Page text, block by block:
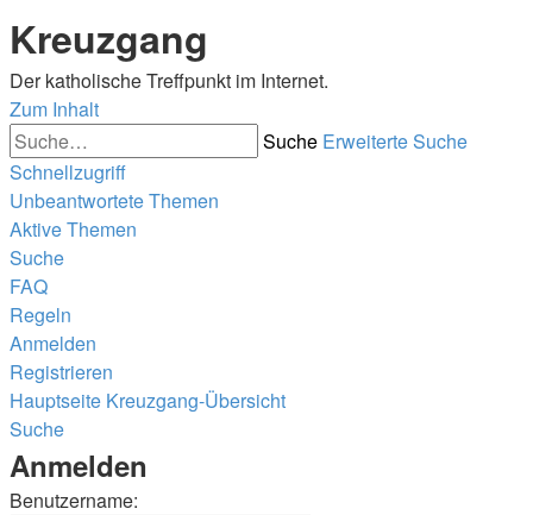
Kreuzgang
Der katholische Treffpunkt im Internet.
Zum Inhalt
Suche Erweiterte Suche
Schnellzugriff
Unbeantwortete Themen
Aktive Themen
Suche
FAQ
Regeln
Anmelden
Registrieren
Hauptseite Kreuzgang-Übersicht
Suche
Anmelden
Benutzername: